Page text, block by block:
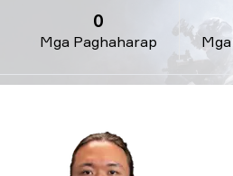
Mga Paghaharap
0